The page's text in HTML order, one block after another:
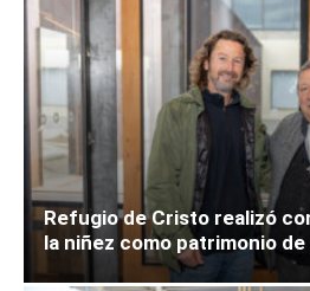
Refugio de Cristo realizó
la niñez como patrimonio